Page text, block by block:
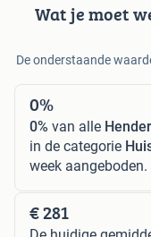
Wat je moet
De onderstaande
0%
0% van alle
in de categorie
week aangeboden.
€ 281